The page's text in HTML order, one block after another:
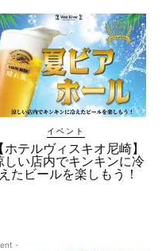
イベント
ホテルヴィスキオ尼崎】
しい店内でキンキンに冷
えたビールを楽しもう！
-